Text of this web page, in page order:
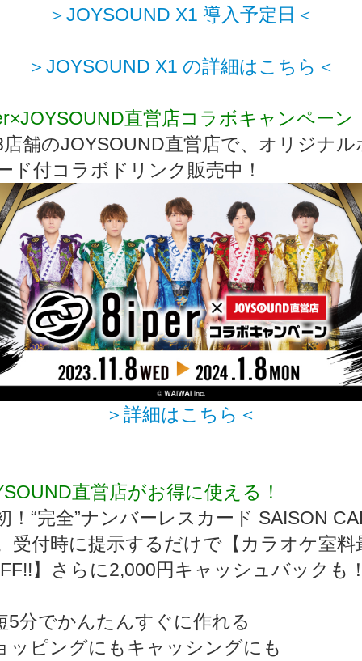
＞JOYSOUND X1 導入予定日＜
＞JOYSOUND X1 の詳細はこちら＜
直営店コラボキャンペーン
店舗のJOYSOUND直営店で、オリジナル
ド付コラボドリンク販売中！
＞詳細はこちら＜
直営店がお得に使える！
！“完全”ナンバーレスカード SAISON
受付時に提示するだけで【カラオケ室料
】さらに2,000円キャッシュバックも
5分でかんたんすぐに作れる
ッピングにもキャッシングにも